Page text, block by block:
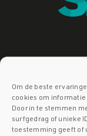
Om de beste
cookies om
Door in te stemmen
surfgedrag of unieke
toestemming geeft of
Icarus